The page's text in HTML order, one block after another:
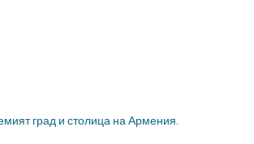
град и столица на Армения.